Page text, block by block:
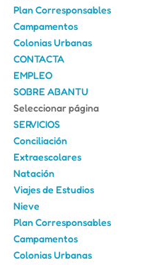
Plan Corresponsables
Campamentos
Colonias Urbanas
CONTACTA
EMPLEO
SOBRE ABANTU
Seleccionar página
SERVICIOS
Conciliación
Extraescolares
Natación
Viajes de Estudios
Nieve
Plan Corresponsables
Campamentos
Colonias Urbanas